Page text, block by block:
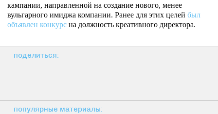
кампании, направленной на создание нового, менее
вульгарного имиджа компании. Ранее для этих целей был
объявлен конкурс на должность креативного директора.
поделиться:
популярные материалы: